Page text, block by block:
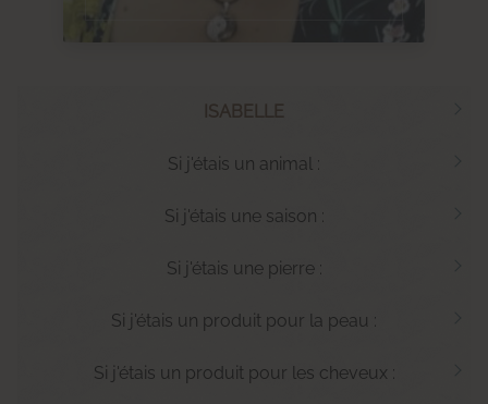
ISABELLE
Si j'étais un animal :
Si j'étais une saison :
Si j'étais une pierre :
Si j'étais un produit pour la peau :
Si j'étais un produit pour les cheveux :